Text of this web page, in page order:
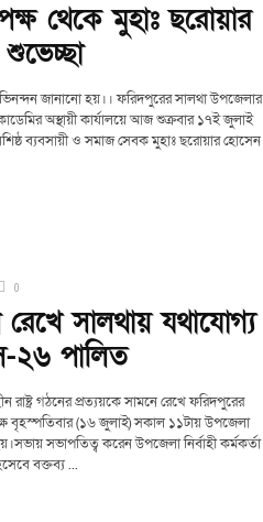
থেকে মুহাঃ ছরোয়ার
জানানো হয়।। ফরিদপুরের সালথা উপজেলার
অস্থায়ী কার্যালয়ে আজ শুক্রবার ১৭ই জুলাই
ব্যবসায়ী ও সমাজ সেবক মুহাঃ ছরোয়ার হোসেন
0
রেখে সালথায় যথাযোগ্য
২৬ পালিত
রাষ্ট্র গঠনের প্রত্যয়কে সামনে রেখে ফরিদপুরের
বৃহস্পতিবার (১৬ জুলাই) সকাল ১১টায় উপজেলা
সভাপতিত্ব করেন উপজেলা নির্বাহী কর্মকর্তা
বক্তব্য ...